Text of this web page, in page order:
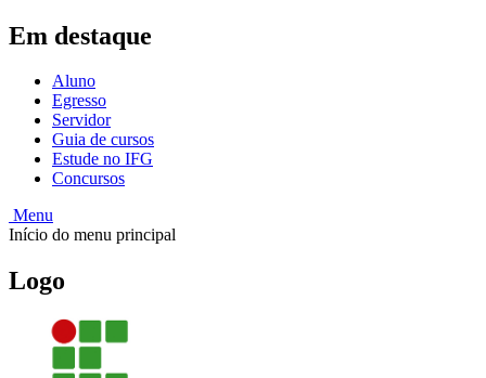
Em destaque
Aluno
Egresso
Servidor
Guia de cursos
Estude no IFG
Concursos
Menu
Início do menu principal
Logo